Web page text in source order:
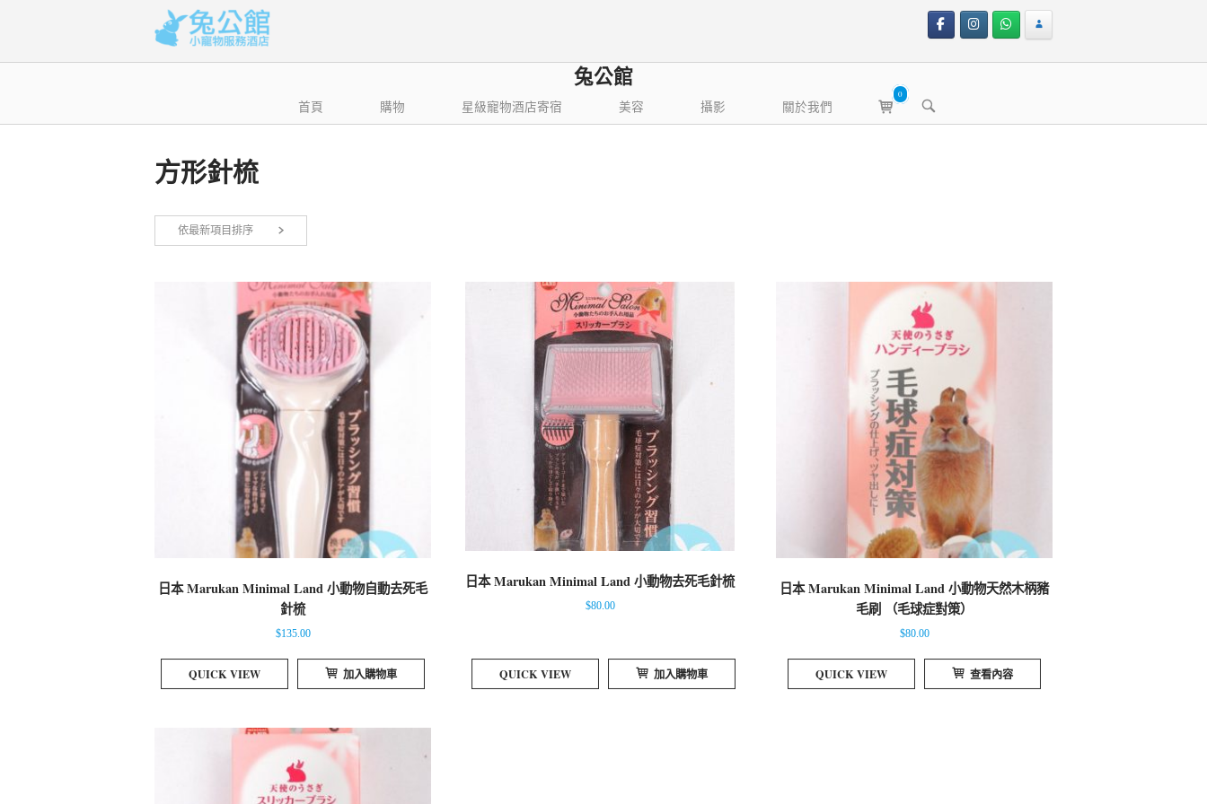
兔公館
首頁 購物 星級寵物酒店寄宿 美容 攝影 關於我們
View
shopping
0
OPEN
SEARCH
方形針梳
依最新項目排序
日本 Marukan Minimal Land 小動物自動去死毛
針梳
$135.00
QUICK VIEW 加入購物車
日本 Marukan Minimal Land 小動物去死毛針梳
$80.00
QUICK VIEW 加入購物車
日本 Marukan Minimal Land 小動物天然木柄豬
毛刷 （毛球症對策）
$80.00
QUICK VIEW 查看內容